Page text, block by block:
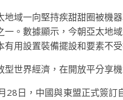
地域一向堅持疾甜甜圈被機
一。數據顯示，今朝亞太地
有用設置裝備擺設和要素不
型世界經濟，在開放平分享
28日，中國與東盟正式簽訂